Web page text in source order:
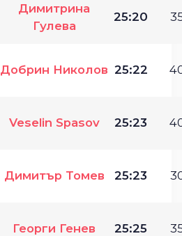
Димитрина
Гулева
25:20
Добрин Николов 25:22
Veselin Spasov 25:23
Димитър Томев 25:23
Георги Генев 25:25